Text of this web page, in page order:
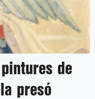
de
presó